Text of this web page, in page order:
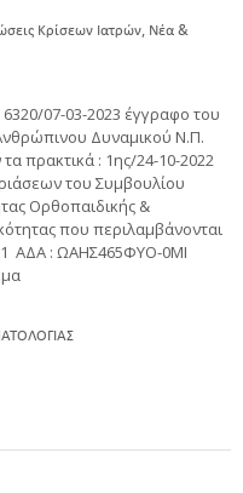
Κρίσεων Ιατρών Νέα &
07-03-2023 έγγραφο του
Δυναμικού Ν.Π.
πρακτικά : 1ης/24-10-2022
του Συμβουλίου
Ορθοπαιδικής &
που περιλαμβάνονται
ΑΔΑ : ΩΑΗΣ465ΦΥΟ-0ΜΙ